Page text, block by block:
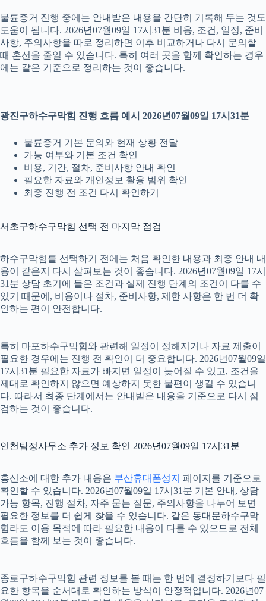
불륜증거 진행 중에는 안내받은 내용을 간단히 기록해 두는 것도
도움이 됩니다. 2026년07월09일 17시31분 비용, 조건, 일정, 준비
사항, 주의사항을 따로 정리하면 이후 비교하거나 다시 문의할
때 혼선을 줄일 수 있습니다. 특히 여러 곳을 함께 확인하는 경우
에는 같은 기준으로 정리하는 것이 좋습니다.
광진구하수구막힘 진행 흐름 예시 2026년07월09일 17시31분
불륜증거 기본 문의와 현재 상황 전달
가능 여부와 기본 조건 확인
비용, 기간, 절차, 준비사항 안내 확인
필요한 자료와 개인정보 활용 범위 확인
최종 진행 전 조건 다시 확인하기
서초구하수구막힘 선택 전 마지막 점검
하수구막힘를 선택하기 전에는 처음 확인한 내용과 최종 안내 내
용이 같은지 다시 살펴보는 것이 좋습니다. 2026년07월09일 17시
31분 상담 초기에 들은 조건과 실제 진행 단계의 조건이 다를 수
있기 때문에, 비용이나 절차, 준비사항, 제한 사항은 한 번 더 확
인하는 편이 안전합니다.
특히 마포하수구막힘와 관련해 일정이 정해지거나 자료 제출이
필요한 경우에는 진행 전 확인이 더 중요합니다. 2026년07월09일
17시31분 필요한 자료가 빠지면 일정이 늦어질 수 있고, 조건을
제대로 확인하지 않으면 예상하지 못한 불편이 생길 수 있습니
다. 따라서 최종 단계에서는 안내받은 내용을 기준으로 다시 점
검하는 것이 좋습니다.
인천탐정사무소 추가 정보 확인 2026년07월09일 17시31분
흥신소에 대한 추가 내용은 부산휴대폰성지 페이지를 기준으로
확인할 수 있습니다. 2026년07월09일 17시31분 기본 안내, 상담
가능 항목, 진행 절차, 자주 묻는 질문, 주의사항을 나누어 보면
필요한 정보를 더 쉽게 찾을 수 있습니다. 같은 동대문하수구막
힘라도 이용 목적에 따라 필요한 내용이 다를 수 있으므로 전체
흐름을 함께 보는 것이 좋습니다.
종로구하수구막힘 관련 정보를 볼 때는 한 번에 결정하기보다 필
요한 항목을 순서대로 확인하는 방식이 안정적입니다. 2026년07